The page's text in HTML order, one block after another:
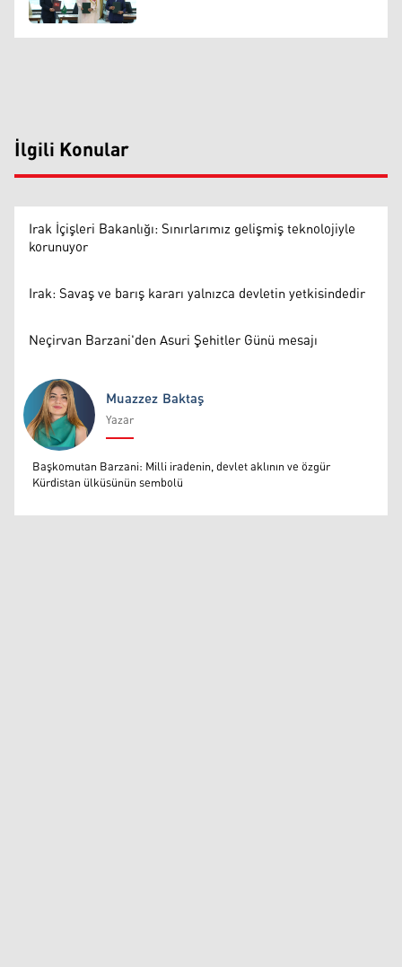
İlgili Konular
Irak İçişleri Bakanlığı: Sınırlarımız gelişmiş teknolojiyle
korunuyor
Irak: Savaş ve barış kararı yalnızca devletin yetkisindedir
Neçirvan Barzani'den Asuri Şehitler Günü mesajı
Muazzez Baktaş
Muazzez Baktaş
Yazar
Başkomutan Barzani: Milli iradenin, devlet aklının ve özgür
Kürdistan ülküsünün sembolü